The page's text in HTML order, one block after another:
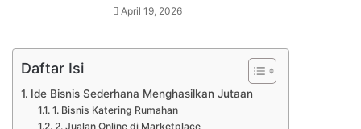
April 19, 2026
Daftar Isi
Ide Bisnis Sederhana Menghasilkan Jutaan
1. Bisnis Katering Rumahan
2. Jualan Online di Marketplace